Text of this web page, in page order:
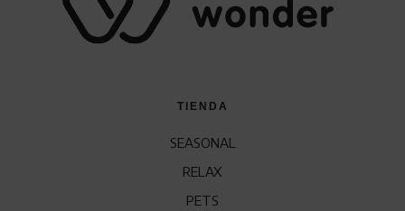
TIENDA
SEASONAL
RELAX
PETS